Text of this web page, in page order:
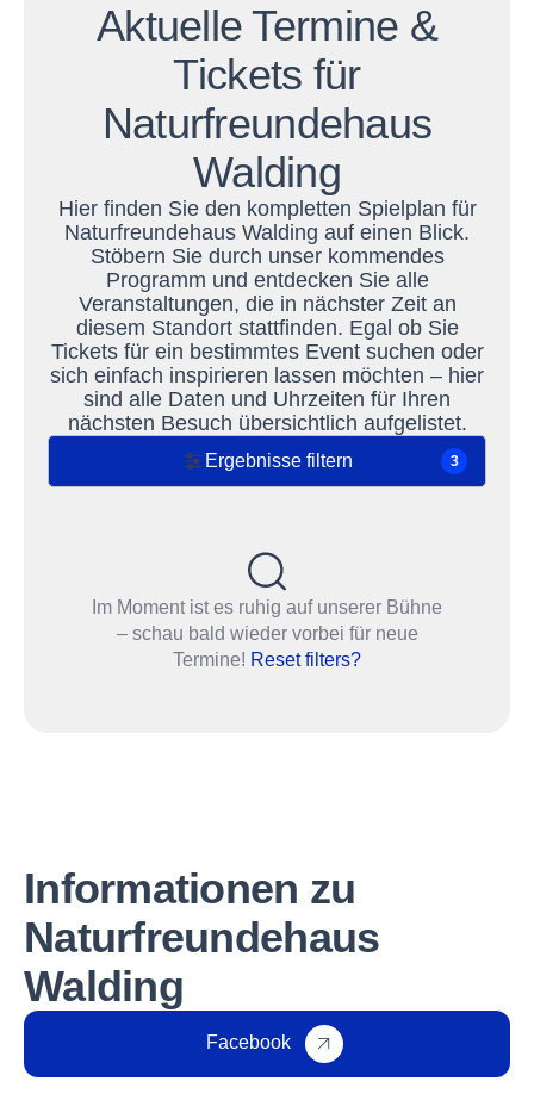
Aktuelle Termine &
Tickets für
Naturfreundehaus
Walding
Hier finden Sie den kompletten Spielplan für
Naturfreundehaus Walding auf einen Blick.
Stöbern Sie durch unser kommendes
Programm und entdecken Sie alle
Veranstaltungen, die in nächster Zeit an
diesem Standort stattfinden. Egal ob Sie
Tickets für ein bestimmtes Event suchen oder
sich einfach inspirieren lassen möchten – hier
sind alle Daten und Uhrzeiten für Ihren
nächsten Besuch übersichtlich aufgelistet.
Ergebnisse filtern 3
Im Moment ist es ruhig auf unserer Bühne
– schau bald wieder vorbei für neue
Termine! Reset filters?
Informationen zu
Naturfreundehaus
Walding
Facebook